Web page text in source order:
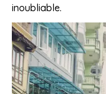
inoubliable.